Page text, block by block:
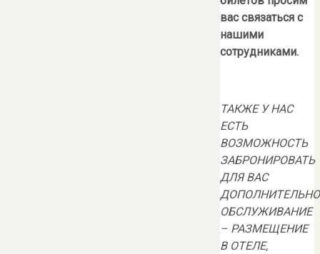
вас связаться с
нашими
сотрудниками.
ТАКЖЕ У НАС
ЕСТЬ
ВОЗМОЖНОСТЬ
ЗАБРОНИРОВАТЬ
ДЛЯ ВАС
ОБСЛУЖИВАНИЕ
– РАЗМЕЩЕНИЕ
В ОТЕЛЕ,